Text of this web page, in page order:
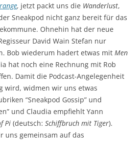
, jetzt packt uns die Wanderlust,
Sneakpod nicht ganz bereit für das
Ohnehin hat der neue
David Wain Stefan nur
Bob wiederum hadert etwas mit Men
hat noch eine Rechnung mit Rob
Damit die Podcast-Angelegenheit
wird, widmen wir uns etwas
“Sneakpod Gossip” und
und Claudia empfiehlt Yann
Pi (deutsch: Schiffbruch mit Tiger).
uns gemeinsam auf das